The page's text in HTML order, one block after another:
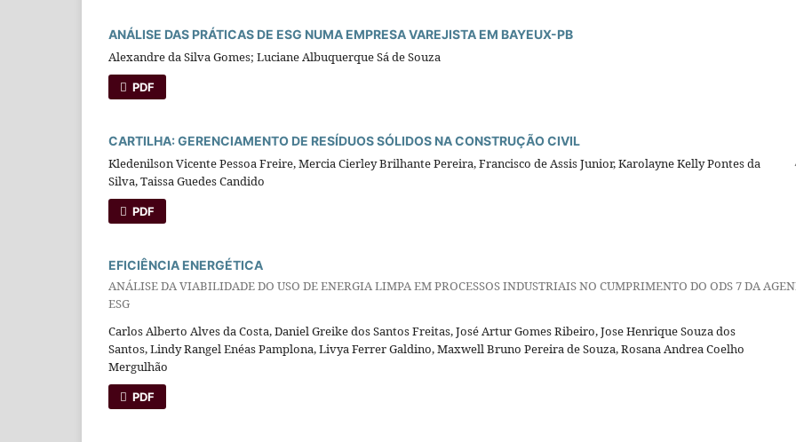
ANÁLISE DAS PRÁTICAS DE ESG NUMA EMPRESA VAREJISTA EM BAYEUX-PB
Alexandre da Silva Gomes; Luciane Albuquerque Sá de Souza
PDF
CARTILHA: GERENCIAMENTO DE RESÍDUOS SÓLIDOS NA CONSTRUÇÃO CIVIL
Kledenilson Vicente Pessoa Freire, Mercia Cierley Brilhante Pereira, Francisco de Assis Junior, Karolayne Kelly Pontes da
Silva, Taissa Guedes Candido
PDF
EFICIÊNCIA ENERGÉTICA
ANÁLISE DA VIABILIDADE DO USO DE ENERGIA LIMPA EM PROCESSOS INDUSTRIAIS NO CUMPRIMENTO DO ODS 7 DA
ESG
Carlos Alberto Alves da Costa, Daniel Greike dos Santos Freitas, José Artur Gomes Ribeiro, Jose Henrique Souza dos
Santos, Lindy Rangel Enéas Pamplona, Livya Ferrer Galdino, Maxwell Bruno Pereira de Souza, Rosana Andrea Coelho
Mergulhão
PDF